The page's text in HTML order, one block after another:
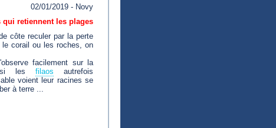
02/01/2019 - Novy
qui retiennent les plages
côte reculer par la perte
corail ou les roches, on
facilement sur la
les filaos autrefois
voient leur racines se
à terre ...